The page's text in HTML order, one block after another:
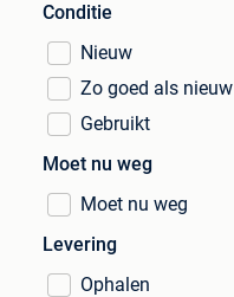
Conditie
Nieuw
Zo goed als nieuw
Gebruikt
Moet nu weg
Moet nu weg
Levering
Ophalen